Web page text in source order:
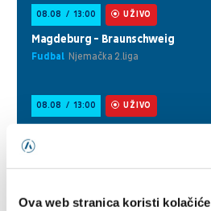
Ova web stranica koristi kolačiće